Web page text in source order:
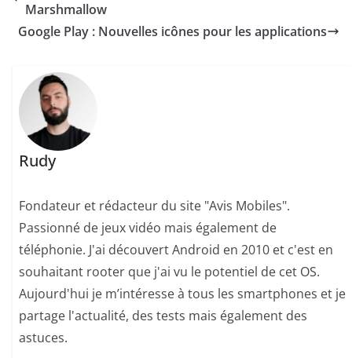
Marshmallow
Google Play : Nouvelles icônes pour les applications
Rudy
Fondateur et rédacteur du site "Avis Mobiles".
Passionné de jeux vidéo mais également de
téléphonie. J'ai découvert Android en 2010 et c'est en
souhaitant rooter que j'ai vu le potentiel de cet OS.
Aujourd'hui je m’intéresse à tous les smartphones et je
partage l'actualité, des tests mais également des
astuces.